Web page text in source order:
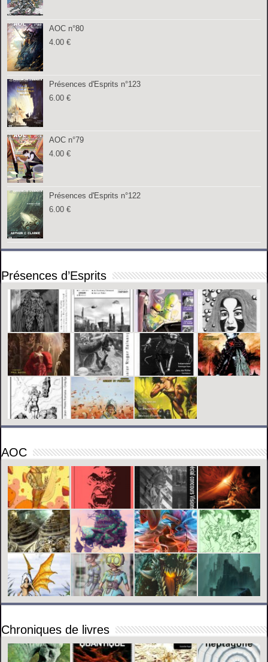
AOC n°80
4.00€
Présences d'Esprits n°123
6.00€
AOC n°79
4.00€
Présences d'Esprits n°122
6.00€
Présences d’Esprits
AOC
Chroniques de livres